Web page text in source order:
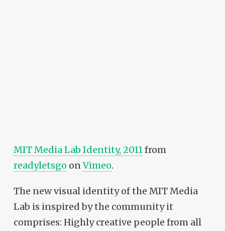
MIT Media Lab Identity, 2011from
readyletsgo onVimeo.
The new visual identity of the MIT Media
Lab is inspired by the community it
comprises: Highly creative people from all